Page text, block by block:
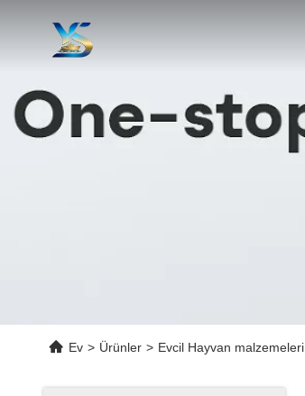
Ev > Ürünler > Evcil Hayvan malzemeleri